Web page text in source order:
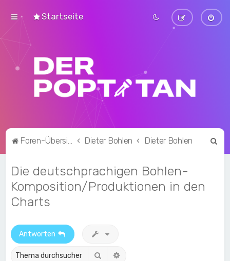
Startseite
Foren-Übersicht Dieter Bohlen Dieter Bohlen
Die deutschprachigen Bohlen-
Komposition/Produktionen in den
Charts
Antworten
Suche